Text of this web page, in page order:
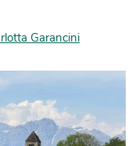
Garancini